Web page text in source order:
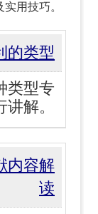
用技巧。
的类型
类型专
解。
内容解
读